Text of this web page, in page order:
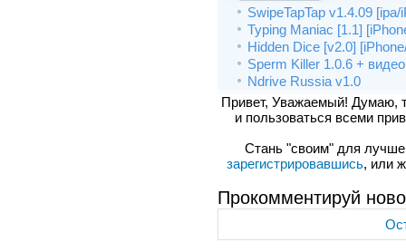
SwipeTapTap v1.4.09
Typing Maniac [1.1]
Hidden Dice [v2.0]
Sperm Killer 1.0.6 + видео
Ndrive Russia v1.0
Привет, Уважаемый! Думаю,
и пользоваться всеми
Стань "своим" для
зарегистрировавшись, или
Прокомментируй